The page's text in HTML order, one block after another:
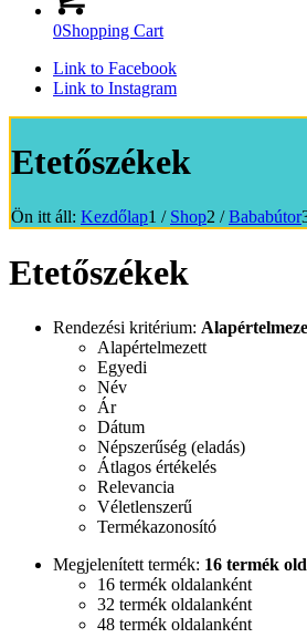
0Shopping Cart
Link to Facebook
Link to Instagram
Etetőszékek
Ön itt áll: Kezdőlap1 / Shop2 / Bababútor
Etetőszékek
Rendezési kritérium:
Alapértelmezett
Egyedi
Név
Ár
Dátum
Népszerűség (eladás)
Átlagos értékelés
Relevancia
Véletlenszerű
Termékazonosító
Megjelenített termék: 16 termék
16 termék oldalanként
32 termék oldalanként
48 termék oldalanként